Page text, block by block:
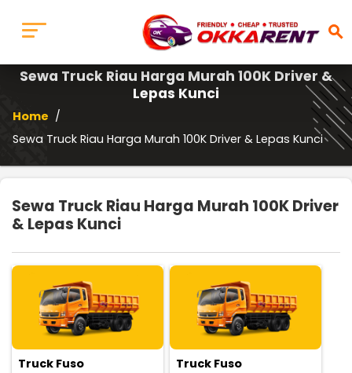
search
Sewa Truck Riau Harga Murah 100K Driver &
Lepas Kunci
Home /
Sewa Truck Riau Harga Murah 100K Driver & Lepas Kunci
Sewa Truck Riau Harga Murah 100K Driver
& Lepas Kunci
Truck Fuso
Truck Fuso